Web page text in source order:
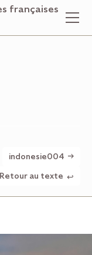
françaises
indonesie004
Retour au texte